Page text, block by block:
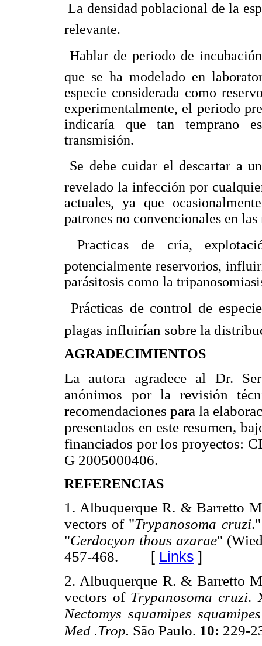
 La densidad poblacional de la
relevante.
 Hablar de periodo de
que se ha modelado en
especie considerada como
experimentalmente, el periodo
indicaría que tan temprano
transmisión.
 Se debe cuidar el descartar a
revelado la infección por
actuales, ya que
patrones no convencionales en
 Practicas de cría,
potencialmente reservorios,
parásitosis como la
 Prácticas de control de
plagas influirían sobre la
AGRADECIMIENTOS
La autora agradece al Dr.
anónimos por la revisión
recomendaciones para la
presentados en este resumen,
financiados por los proyectos:
G 2005000406.
REFERENCIAS
1. Albuquerque R. & Barretto
vectors of "Trypanosoma cruzi
"Cerdocyon thous azarae"
457-468. [ Links ]
2. Albuquerque R. & Barretto
vectors of Trypanosoma cruzi.
Nectomys squamipes
Med .Trop. São Paulo. 10: 229-